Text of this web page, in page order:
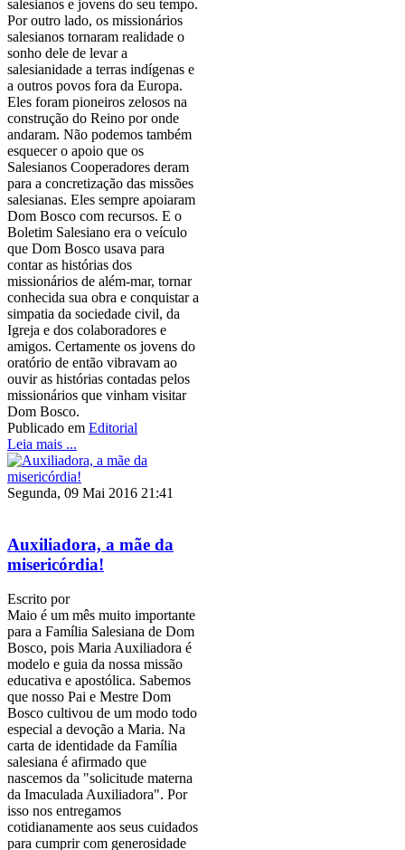
salesianos e jovens do seu tempo.
Por outro lado, os missionários
salesianos tornaram realidade o
sonho dele de levar a
salesianidade a terras indígenas e
a outros povos fora da Europa.
Eles foram pioneiros zelosos na
construção do Reino por onde
andaram. Não podemos também
esquecer o apoio que os
Salesianos Cooperadores deram
para a concretização das missões
salesianas. Eles sempre apoiaram
Dom Bosco com recursos. E o
Boletim Salesiano era o veículo
que Dom Bosco usava para
contar as histórias dos
missionários de além-mar, tornar
conhecida sua obra e conquistar a
simpatia da sociedade civil, da
Igreja e dos colaboradores e
amigos. Certamente os jovens do
oratório de então vibravam ao
ouvir as histórias contadas pelos
missionários que vinham visitar
Dom Bosco.
Publicado em Editorial
Leia mais ...
Segunda, 09 Mai 2016 21:41
Auxiliadora, a mãe da
misericórdia!
Escrito por
Maio é um mês muito importante
para a Família Salesiana de Dom
Bosco, pois Maria Auxiliadora é
modelo e guia da nossa missão
educativa e apostólica. Sabemos
que nosso Pai e Mestre Dom
Bosco cultivou de um modo todo
especial a devoção a Maria. Na
carta de identidade da Família
salesiana é afirmado que
nascemos da "solicitude materna
da Imaculada Auxiliadora". Por
isso nos entregamos
cotidianamente aos seus cuidados
para cumprir com generosidade